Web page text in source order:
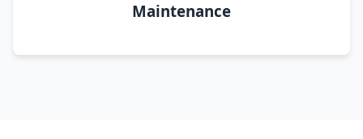
Maintenance